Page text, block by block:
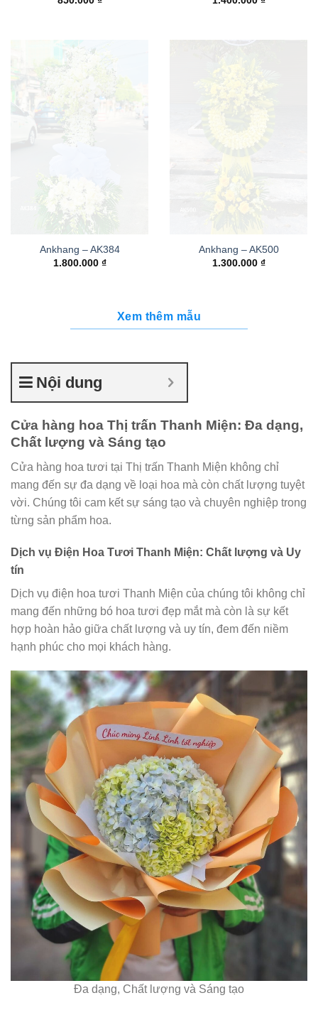
Ankhang – AK384
1.800.000 ₫
Ankhang – AK500
1.300.000 ₫
Xem thêm mẫu
Nội dung
Cửa hàng hoa Thị trấn Thanh Miện: Đa dạng,
Chất lượng và Sáng tạo
Cửa hàng hoa tươi tại Thị trấn Thanh Miện không chỉ
mang đến sự đa dạng về loại hoa mà còn chất lượng tuyệt
vời. Chúng tôi cam kết sự sáng tạo và chuyên nghiệp trong
từng sản phẩm hoa.
Dịch vụ Điện Hoa Tươi Thanh Miện: Chất lượng và Uy
tín
Dịch vụ điện hoa tươi Thanh Miện của chúng tôi không chỉ
mang đến những bó hoa tươi đẹp mắt mà còn là sự kết
hợp hoàn hảo giữa chất lượng và uy tín, đem đến niềm
hạnh phúc cho mọi khách hàng.
Đa dạng, Chất lượng và Sáng tạo